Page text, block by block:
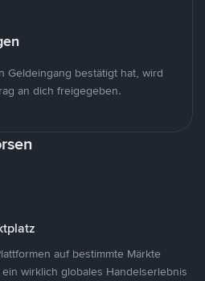
Geldeingang bestätigt hat, wird
an dich freigegeben.
auf bestimmte Märkte
wirklich globales Handelserlebnis